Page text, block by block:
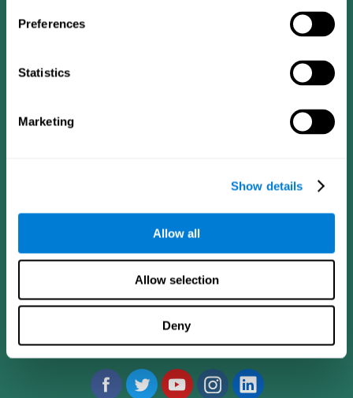
Preferences
Statistics
Marketing
Show details
Allow all
Allow selection
Deny
Síguenos en